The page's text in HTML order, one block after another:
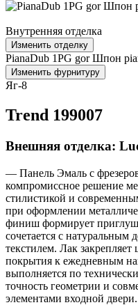
Внутренняя отделка
Изменить отделку
PianaDub 1PG gor Шпон
Изменить фурнитуру
Яг-8
Trend 199007
Внешняя отделка:
— Панель Эмаль с
компромиссное решение
стилистикой и
при оформлении
финиш формирует
сочетается с натуральным
текстилем. Лак
покрытия к ежедневным
выполняется по
точность геометрии и
элементами входной двери.